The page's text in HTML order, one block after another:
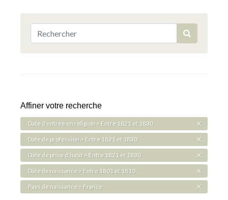
Affiner votre recherche
Date d'entrée en religion > Entre 1821 et 1830
Date de profession > Entre 1821 et 1830
Date de prise d'habit > Entre 1821 et 1830
Date de naissance > Entre 1801 et 1810
Pays de naissance > France